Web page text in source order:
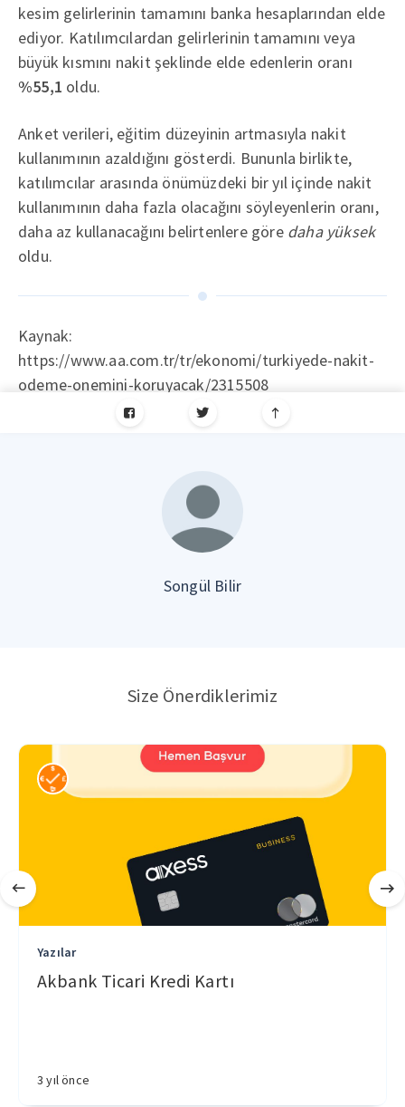
kesim gelirlerinin tamamını banka hesaplarından elde
ediyor. Katılımcılardan gelirlerinin tamamını veya
büyük kısmını nakit şeklinde elde edenlerin oranı
%55,1 oldu.
Anket verileri, eğitim düzeyinin artmasıyla nakit
kullanımının azaldığını gösterdi. Bununla birlikte,
katılımcılar arasında önümüzdeki bir yıl içinde nakit
kullanımının daha fazla olacağını söyleyenlerin oranı,
daha az kullanacağını belirtenlere göre daha yüksek
oldu.
Kaynak:
https://www.aa.com.tr/tr/ekonomi/turkiyede-nakit-
odeme-onemini-koruyacak/2315508
Songül Bilir
Size Önerdiklerimiz
Yazılar
Akbank Ticari Kredi Kartı
3 yıl önce